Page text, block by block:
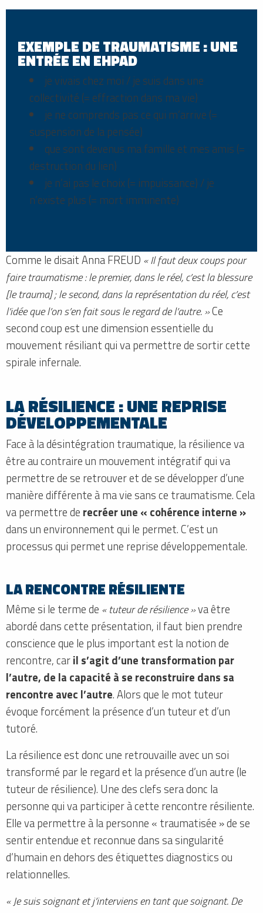
EXEMPLE DE TRAUMATISME : UNE
ENTRÉE EN EHPAD
je vivais chez moi / je suis dans une
collectivité (= effraction dans ma vie)
je ne comprends pas ce qui m’arrive (=
suspension de la pensée)
que sont devenus ma famille et mes amis (=
destruction du lien)
je n’ai pas le choix (= impuissance) / je
n’existe plus (= mort imminente)
Comme le disait Anna FREUD « Il faut deux coups pour
faire traumatisme : le premier, dans le réel, c’est la blessure
[le trauma] ; le second, dans la représentation du réel, c’est
l’idée que l’on s’en fait sous le regard de l’autre. »Ce
second coup est une dimension essentielle du
mouvement résiliant qui va permettre de sortir cette
spirale infernale.
LA RÉSILIENCE : UNE REPRISE
DÉVELOPPEMENTALE
Face à la désintégration traumatique, la résilience va
être au contraire un mouvement intégratif qui va
permettre de se retrouver et de se développer d’une
manière différente à ma vie sans ce traumatisme. Cela
va permettre de recréer une « cohérence interne »
dans un environnement qui le permet. C’est un
processus qui permet une reprise développementale.
LA RENCONTRE RÉSILIENTE
Même si le terme de « tuteur de résilience »va être
abordé dans cette présentation, il faut bien prendre
conscience que le plus important est la notion de
rencontre, caril s’agit d’une transformation par
l’autre, de la capacité à se reconstruire dans sa
rencontre avec l’autre. Alors que le mot tuteur
évoque forcément la présence d’un tuteur et d’un
tutoré.
La résilience est donc une retrouvaille avec un soi
transformé par le regard et la présence d’un autre (le
tuteur de résilience). Une des clefs sera donc la
personne qui va participer à cette rencontre résiliente.
Elle va permettre à la personne « traumatisée » de se
sentir entendue et reconnue dans sa singularité
d’humain en dehors des étiquettes diagnostics ou
relationnelles.
« Je suis soignant et j’interviens en tant que soignant. De